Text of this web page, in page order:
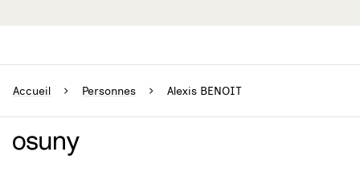
Accueil Personnes Alexis BENOIT